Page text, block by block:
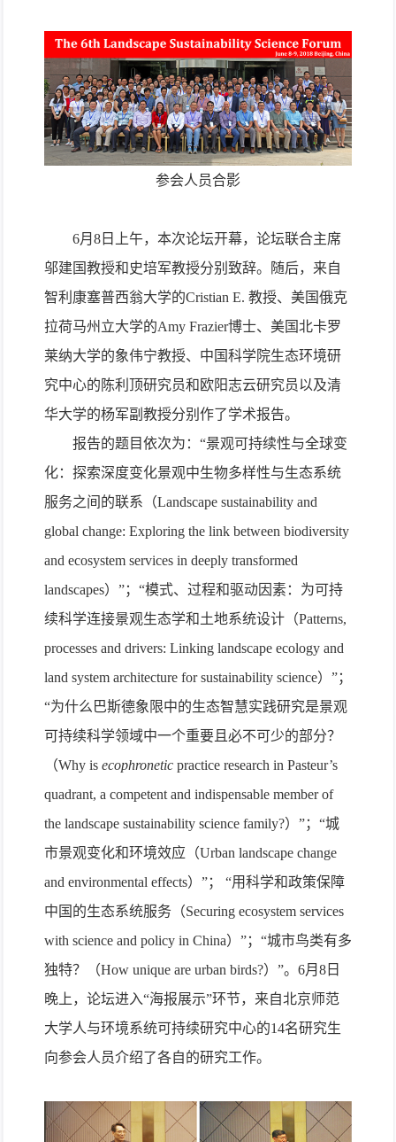
参会人员合影
6月 8 日上午，本次论坛开幕，论坛联合主席
邬建国教授和史培军教授分别致辞。随后，来自
智利康塞普西翁大学的Cristian E. 教授、美国俄克
拉荷马州立大学的Amy Frazier博士、美国北卡罗
莱纳大学的象伟宁教授、中国科学院生态环境研
究中心的陈利顶研究员和欧阳志云研究员以及清
华大学的杨军副教授分别作了学术报告。
报告的题目依次为：“景观可持续性与全球变
化：探索深度变化景观中生物多样性与生态系统
服务之间的联系（Landscape sustainability and
global change: Exploring the link between biodiversity
and ecosystem services in deeply transformed
landscapes）”；“模式、过程和驱动因素：为可持
续科学连接景观生态学和土地系统设计（Patterns,
processes and drivers: Linking landscape ecology and
land system architecture for sustainability science）”；
“为什么巴斯德象限中的生态智慧实践研究是景观
可持续科学领域中一个重要且必不可少的部分？
（Why is ecophronetic practice research in Pasteur’s
quadrant, a competent and indispensable member of
the landscape sustainability science family?）”；“城
市景观变化和环境效应（Urban landscape change
and environmental effects）”； “用科学和政策保障
中国的生态系统服务（Securing ecosystem services
with science and policy in China）”；“城市鸟类有多
独特？（How unique are urban birds?）”。 6月 8 日
晚上，论坛进入“海报展示”环节，来自北京师范
大学人与环境系统可持续研究中心的14名研究生
向参会人员介绍了各自的研究工作。